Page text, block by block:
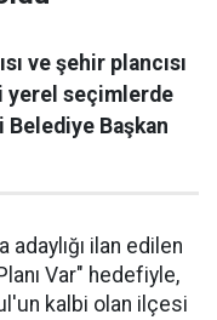
ve şehir plancısı
yerel seçimlerde
Başkan
adaylığı ilan edilen
Var" hedefiyle,
kalbi olan ilçesi